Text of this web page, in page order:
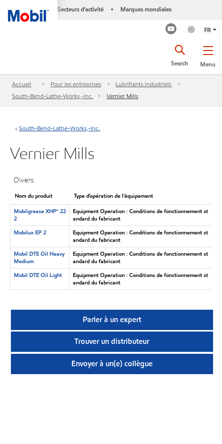
Secteurs d’activité • Marques mondiales
FR
Menu
Search
Accueil Pour les entreprises
Lubrifiants industriels
South-Bend-Lathe-Works,-Inc.
Vernier Mills
South-Bend-Lathe-Works,-Inc.
Vernier Mills
Divers
Nom du produit
Type d’opération de l’équipement
Mobilgrease XHP🅪 22
2
Equipment Operation : Conditions de fonctionnement st
andard du fabricant
Mobilux EP 2
Equipment Operation : Conditions de fonctionnement st
andard du fabricant
Mobil DTE Oil Heavy
Medium
Equipment Operation : Conditions de fonctionnement st
andard du fabricant
Mobil DTE Oil Light
Equipment Operation : Conditions de fonctionnement st
andard du fabricant
Parler à un expert
Trouver un distributeur
Envoyer à un(e) collègue